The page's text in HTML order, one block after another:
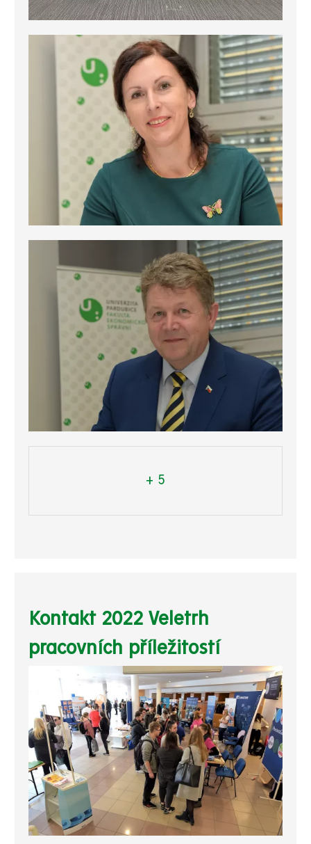
+ 5
Kontakt 2022 Veletrh
pracovních příležitostí